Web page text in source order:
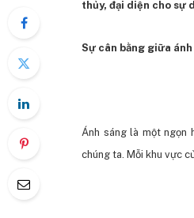
thủy, đại diện cho sự
Sự cân bằng giữa
Ánh sáng là một ngọn
chúng ta. Mỗi khu vực